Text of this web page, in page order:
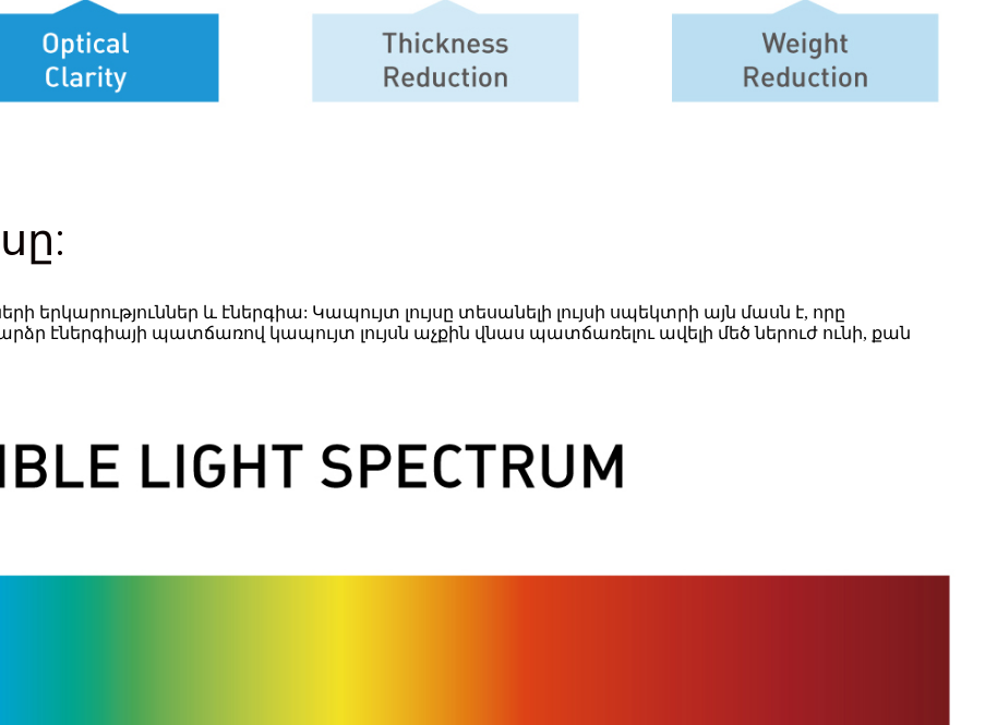
երկարություններ և էներգիա: Կապույտ լույսը տեսանելի լույսի սպեկտրի այն մասն է, որը
էներգիայի պատճառով կապույտ լույսն աչքին վնաս պատճառելու ավելի մեծ ներուժ ունի, քան